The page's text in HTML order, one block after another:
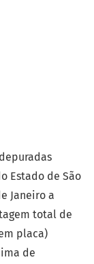
Estado de São
Janeiro a
total de
placa)
de